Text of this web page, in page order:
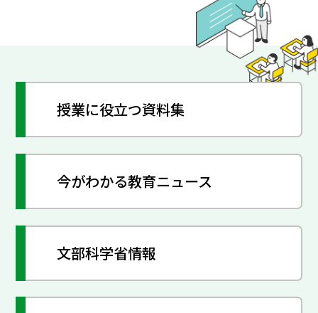
授業に役立つ資料集
今がわかる教育ニュース
文部科学省情報